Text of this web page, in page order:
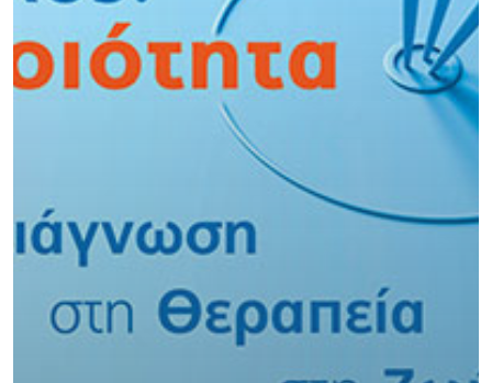
ΣΤΕΡΕΟΤΑΚΤΙΚΉ
ΑΚΤΙΝΟΘΕΡΑΠΕΊΑ
ΑΚΤΙΝΟΘΕΡΑΠΕΊΑ
ΑΞΟΝΙΚΉ ΤΟΜΟΓΡΑΦΊΑ
ΑΠΟΘΕΡΑΠΕΥΜΈΝΟΙ